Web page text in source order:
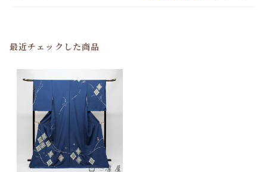
最近チェックした商品